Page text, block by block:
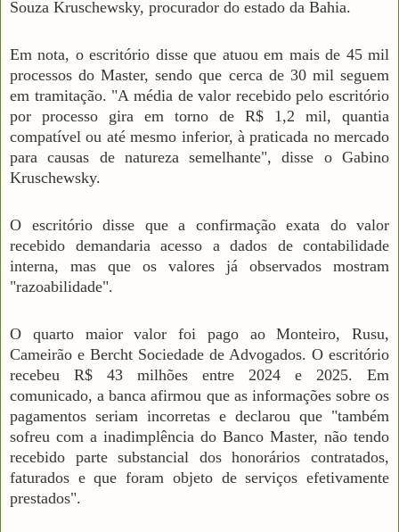
Souza Kruschewsky, procurador do estado da Bahia.
Em nota, o escritório disse que atuou em mais de 45 mil
processos do Master, sendo que cerca de 30 mil seguem
em tramitação. "A média de valor recebido pelo escritório
por processo gira em torno de R$ 1,2 mil, quantia
compatível ou até mesmo inferior, à praticada no mercado
para causas de natureza semelhante", disse o Gabino
Kruschewsky.
O escritório disse que a confirmação exata do valor
recebido demandaria acesso a dados de contabilidade
interna, mas que os valores já observados mostram
"razoabilidade".
O quarto maior valor foi pago ao Monteiro, Rusu,
Cameirão e Bercht Sociedade de Advogados. O escritório
recebeu R$ 43 milhões entre 2024 e 2025. Em
comunicado, a banca afirmou que as informações sobre os
pagamentos seriam incorretas e declarou que "também
sofreu com a inadimplência do Banco Master, não tendo
recebido parte substancial dos honorários contratados,
faturados e que foram objeto de serviços efetivamente
prestados".